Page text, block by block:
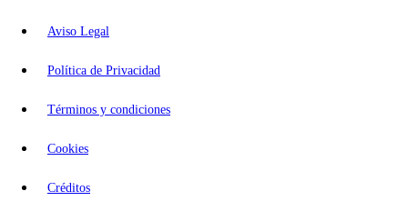
Aviso Legal
Política de Privacidad
Términos y condiciones
Cookies
Créditos